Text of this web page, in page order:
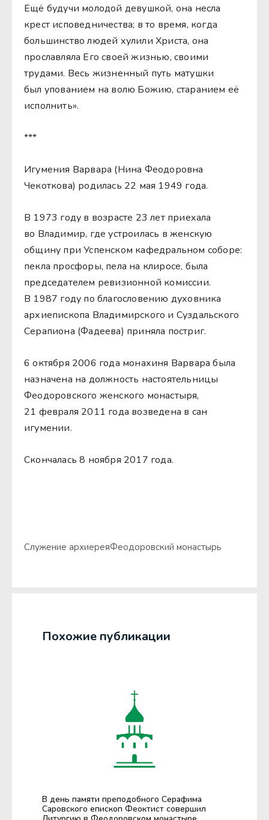
Ещё будучи молодой девушкой, она несла
крест исповедничества; в то время, когда
большинство людей хулили Христа, она
прославляла Его своей жизнью, своими
трудами. Весь жизненный путь матушки
был упованием на волю Божию, старанием её
исполнить».
***
Игумения Варвара (Нина Феодоровна
Чекоткова) родилась 22 мая 1949 года.
В 1973 году в возрасте 23 лет приехала
во Владимир, где устроилась в женскую
общину при Успенском кафедральном соборе:
пекла просфоры, пела на клиросе, была
председателем ревизионной комиссии.
В 1987 году по благословению духовника
архиепископа Владимирского и Суздальского
Серапиона (Фадеева) приняла постриг.
6 октября 2006 года монахиня Варвара была
назначена на должность настоятельницы
Феодоровского женского монастыря,
21 февраля 2011 года возведена в сан
игумении.
Скончалась 8 ноября 2017 года.
Служение архиереяФеодоровский монастырь
Похожие публикации
В день памяти преподобного Серафима
Саровского епископ Феоктист совершил